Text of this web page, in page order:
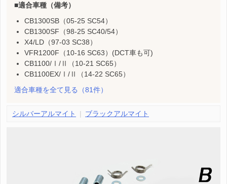
適合車種（備考）
CB1300SB（05-25 SC54）
CB1300SF（98-25 SC40/54）
X4/LD（97-03 SC38）
VFR1200F（10-16 SC63）(DCT車も可)
CB1100/Ⅰ/Ⅱ（10-21 SC65）
CB1100EX/Ⅰ/Ⅱ（14-22 SC65）
適合車種を全て見る
（81件）
シルバーアルマイト ブラックアルマイト